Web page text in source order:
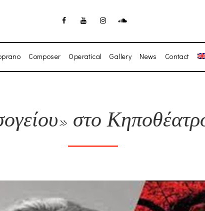
Composer Operatical Gallery News Contact
στο